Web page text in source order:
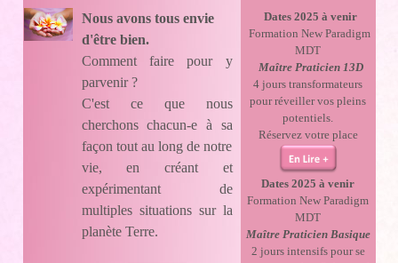
Nous avons tous envie
d'être bien.
Comment faire pour y
parvenir ?
C'est ce que nous
cherchons chacun-e à sa
façon tout au long de notre
vie, en créant et
expérimentant de
multiples situations sur la
planète Terre.
Dates 2025 à venir
Formation New Paradigm
MDT
Maître Praticien 13D
4 jours transformateurs
pour réveiller vos pleins
potentiels.
Réservez votre place
Dates 2025 à venir
Formation New Paradigm
MDT
Maître Praticien Basique
2 jours intensifs pour se